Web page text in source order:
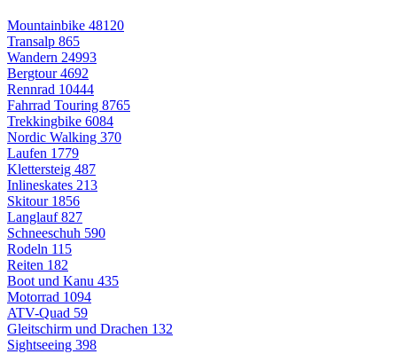
Mountainbike 48120
Transalp 865
Wandern 24993
Bergtour4692
Rennrad 10444
Fahrrad Touring 8765
Trekkingbike 6084
Nordic Walking 370
Laufen 1779
Klettersteig 487
Inlineskates 213
Skitour 1856
Langlauf827
Schneeschuh 590
Rodeln 115
Reiten 182
Boot und Kanu 435
Motorrad 1094
ATV-Quad 59
Gleitschirm und Drachen 132
Sightseeing 398